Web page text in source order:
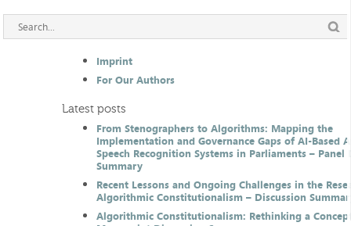
Imprint
For Our Authors
Latest posts
From Stenographers to Algorithms: Mapping the
Implementation and Governance Gaps of AI-Based
Speech Recognition Systems in Parliaments – Panel
Summary
Recent Lessons and Ongoing Challenges in the
Algorithmic Constitutionalism – Discussion
Algorithmic Constitutionalism: Rethinking a